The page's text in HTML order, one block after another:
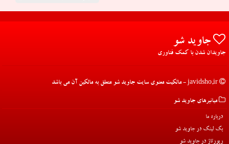
جاوید شو
جاویدان شدن با کمک فناوری
میانبرهای جاوید شو
درباره ما
بک لینک در جاوید شو
رپورتاژ در جاوید شو